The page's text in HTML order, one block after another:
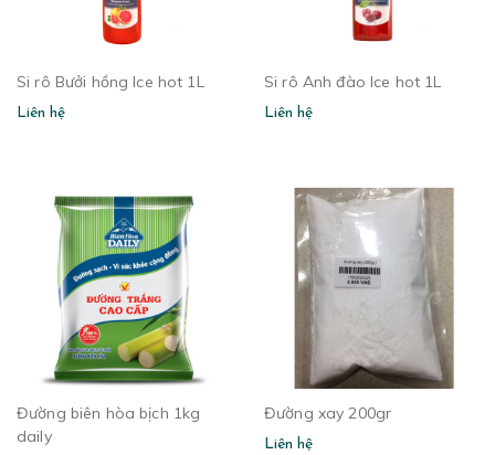
Si rô Bưởi hồng Ice hot 1L
Liên hệ
Si rô Anh đào Ice hot 1L
Liên hệ
Đường biên hòa bịch 1kg
daily
Đường xay 200gr
Liên hệ